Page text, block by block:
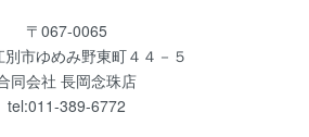
〒067-0065
市ゆめみ野東町４４－５
同会社 長岡念珠店
tel:011-389-6772